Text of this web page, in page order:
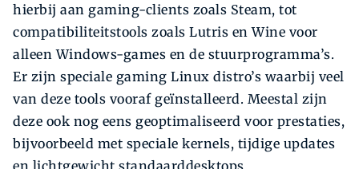
hierbij aan gaming-clients zoals Steam, tot
compatibiliteitstools zoals Lutris en Wine voor
alleen Windows-games en de stuurprogramma’s.
Er zijn speciale gaming Linux distro’s waarbij veel
van deze tools vooraf geïnstalleerd. Meestal zijn
deze ook nog eens geoptimaliseerd voor prestaties,
bijvoorbeeld met speciale kernels, tijdige updates
en lichtgewicht standaarddesktops.